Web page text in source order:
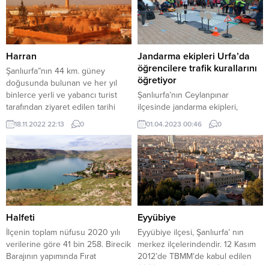
yayımladı. Başkan Yılmaztekin,
“istiklal ruhunu daima diri tutmak
en büyük sorumluluğumuzdur”
dedi. Başkan Yılmaztekin, “ 12
Mart İstiklal Marşı’nın Kabulü...
amaçlı turizme kapatılan
Göbeklitepe (3 Nisan Pazartesi)
itibariyle ziyaretçilere açık olacağı
öğrenildi. Kültür ve Turizm
Bakanlığı’nca alınan karar ile
depremden dolayı kapatılan
Göbeklitepe’ye geçtiğimiz yıl 850
bin ziyaretçi gelmişti. HALİLİYE-
Dünyanın...
Harran
Şanlıurfa”nın 44 km. güney
doğusunda bulunan ve her yıl
binlerce yerli ve yabancı turist
tarafından ziyaret edilen tarihi
kent Harran, kendi adıyla anılan
ovanın merkezinde kurulmuştur.
İlçe nüfusu 2020 yılı TUİK
verilerine göre 92 bin 549 tir.
Buna göre nüfusun % 89 ‘lük
bölümü Köylerde % 11’lik bölümü
ise merkezde yaşamaktadır.İlçede
99 köy...
18.11.2022 22:13 0
Jandarma ekipleri Urfa’da
öğrencilere trafik kurallarını
öğretiyor
Şanlıurfa’nın Ceylanpınar
ilçesinde jandarma ekipleri,
okulda öğrencilere trafik eğitimi
verdi. Ceylanpınar ilçe Jandarma
Komutanlığına bağlı Jandarma
Trafik ekipleri, eğitim ve öğretim
faaliyetlerine yönelik yaptığı
çalışmalarını sürdürüyor. Bu
çerçevede ekipler, kırsalda
faaliyet gösteren okulları bir bir
ziyaret ederek trafik eğitimleri
veriyor. Ekiplerin yaptığı eğitimler
çerçevesinde son duraklarından
bir tanesi ise kırsal...
01.04.2023 00:46 0
Halfeti
İlçenin toplam nüfusu 2020 yılı
verilerine göre 41 bin 258. Birecik
Barajının yapımında Fırat
Eyyübiye
Eyyübiye ilçesi, Şanlıurfa’ nın
merkez ilçelerindendir. 12 Kasım
2012’de TBMM’de kabul edilen